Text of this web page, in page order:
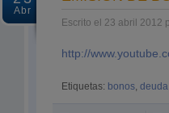
Abr
Escrito el 23 abril 2012
http://
Etiquetas: bonos,